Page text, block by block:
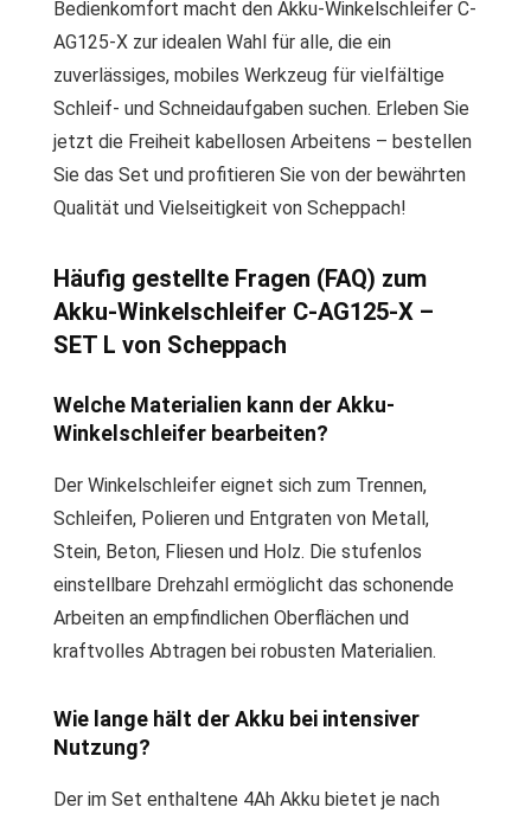
Bedienkomfort macht den Akku-Winkelschleifer C-
AG125-X zur idealen Wahl für alle, die ein
zuverlässiges, mobiles Werkzeug für vielfältige
Schleif- und Schneidaufgaben suchen. Erleben Sie
jetzt die Freiheit kabellosen Arbeitens – bestellen
Sie das Set und profitieren Sie von der bewährten
Qualität und Vielseitigkeit von Scheppach!
Häufig gestellte Fragen (FAQ) zum
Akku-Winkelschleifer C-AG125-X –
SET L von Scheppach
Welche Materialien kann der Akku-
Winkelschleifer bearbeiten?
Der Winkelschleifer eignet sich zum Trennen,
Schleifen, Polieren und Entgraten von Metall,
Stein, Beton, Fliesen und Holz. Die stufenlos
einstellbare Drehzahl ermöglicht das schonende
Arbeiten an empfindlichen Oberflächen und
kraftvolles Abtragen bei robusten Materialien.
Wie lange hält der Akku bei intensiver
Nutzung?
Der im Set enthaltene 4Ah Akku bietet je nach